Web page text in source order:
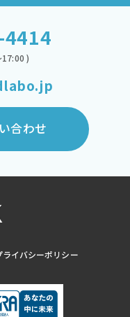
)
合わせ
ライバシーポリシー